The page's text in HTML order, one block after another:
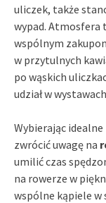
uliczek, także
wypad. Atmosfera
wspólnym
w przytulnych
po wąskich
udział w
Wybierając
zwrócić uwagę na
umilić czas
na rowerze w
wspólne kąpiele w